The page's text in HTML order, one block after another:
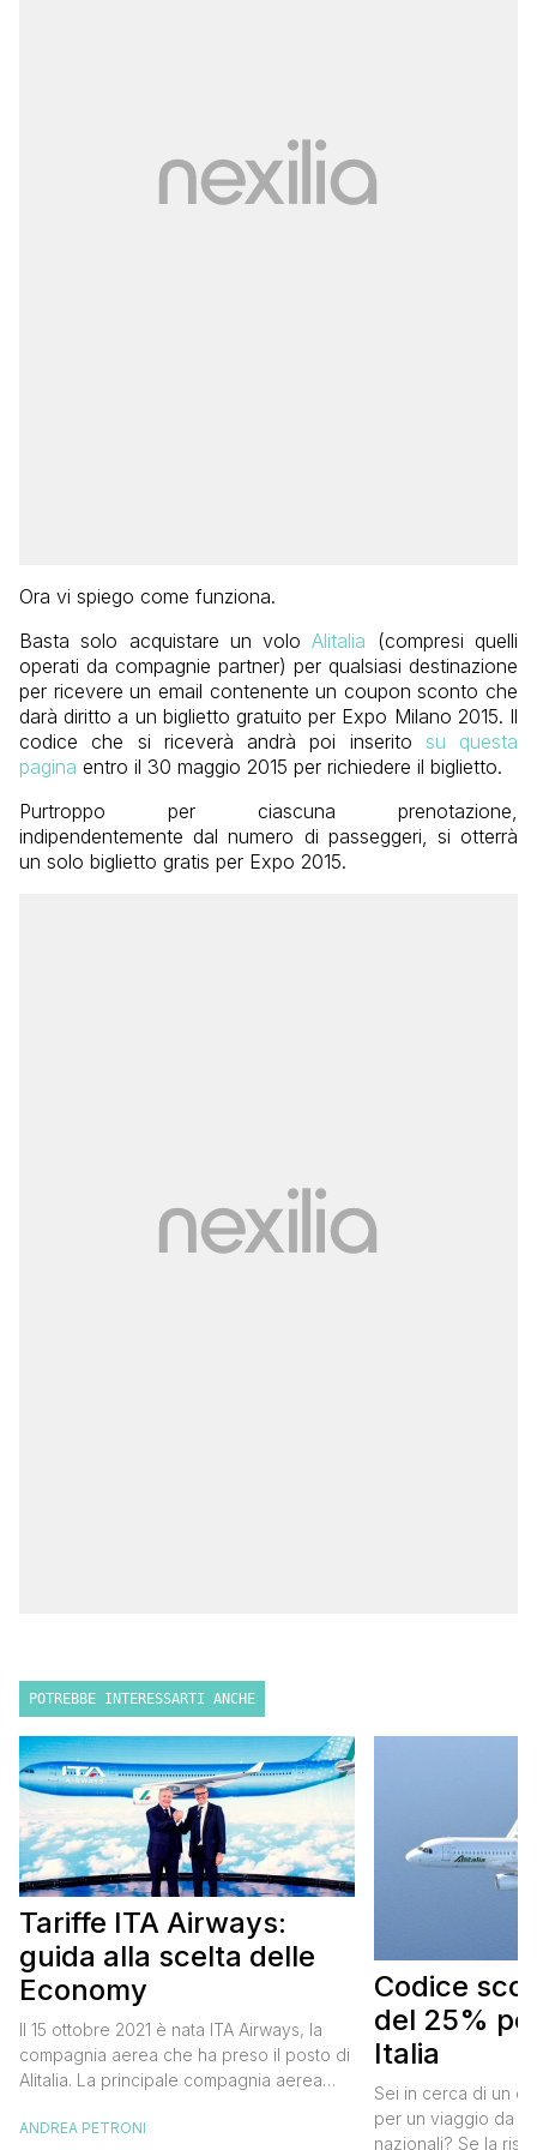
Ora vi spiego come funziona.
Basta solo acquistare un voloAlitalia (compresi quelli
operati da compagnie partner) per qualsiasi destinazione
per ricevere un email contenente un coupon sconto che
darà diritto a un biglietto gratuito per Expo Milano 2015. Il
codice che si riceverà andrà poi inserito su questa
pagina entro il 30 maggio 2015 per richiedere il biglietto.
Purtroppo per ciascuna prenotazione,
indipendentemente dal numero di passeggeri, si otterrà
un solo biglietto gratis per Expo 2015.
POTREBBE INTERESSARTI ANCHE
Tariffe ITA Airways:
guida alla scelta delle
Economy
Il 15 ottobre 2021 è nata ITA Airways, la
compagnia aerea che ha preso il posto di
Alitalia. La principale compagnia aerea
tariffe Alitalia e strizza l’occhio anche ai
ANDREA PETRONI
Codice
del 25%
Italia
Sei in cerca di un
per un viaggio da
nazionali? Se la